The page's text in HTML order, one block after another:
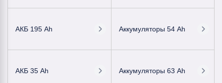
АКБ 195 Ah Аккумуляторы 54 Ah
АКБ 35 Ah Аккумуляторы 63 Ah